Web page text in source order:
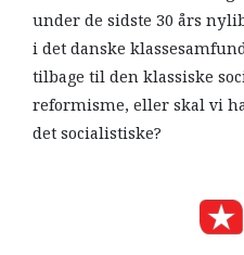
under de sidste 30 års
i det danske
tilbage til den klassiske
reformisme, eller skal vi
det socialistiske?